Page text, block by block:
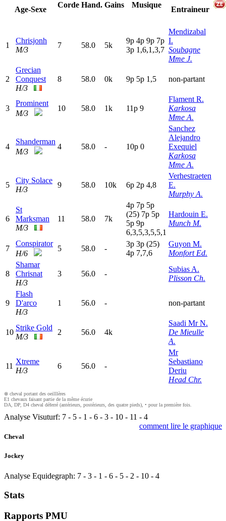
Age-Sexe
Corde Hand. Gains Musique
Entraineur
1
Chrisjonh
M/3
7 58.0 5k
9p 4p 9p 7p
3p 1,6,1,3,7
Mendizabal
I.
Soubagne
Mme J.
2
Grecian
Conquest
H/3
8 58.0 0k 9p 5p 1,5 non-partant
3
Prominent
M/3
10 58.0 1k 11p 9
Flament R.
Karkosa
Mme A.
4
Shanderman
M/3
4 58.0 - 10p 0
Sanchez
Alejandro
Exequiel
Karkosa
Mme A.
5
City Solace
H/3
9 58.0 10k 6p 2p 4,8
Verhestraeten
E.
Murphy A.
6
St
Marksman
M/3
11 58.0 7k
4p 7p 5p
(25) 7p 5p
5p 9p
6,3,5,3,5,5,1
Hardouin E.
Munch M.
7
Conspirator
H/6
5 58.0 -
3p 3p (25)
4p 7,7,6
Guyon M.
Monfort Ed.
8
Shamar
Chrisnat
H/3
3 56.0 -
Subias A.
Plisson Ch.
9
Flash
D'arco
H/3
1 56.0 - non-partant
10
Strike Gold
M/3
2 56.0 4k
Saadi Mr N.
De Mieulle
A.
11
Xtreme
H/3
6 56.0 -
Mr
Sebastiano
Deriu
Head Chr.
⊗ cheval portant des oeilllères
E1 chevaux faisant partie de la même écurie
DA, DP, D4 cheval déferré (antérieurs, postérieurs, des quatre pieds), • pour la première fois.
Analyse Visuturf: 7 - 5 - 1 - 6 - 3 - 10 - 11 - 4
comment lire le graphique
Cheval
Jockey
Analyse Equidegraph: 7 - 3 - 1 - 6 - 5 - 2 - 10 - 4
Stats
Rapports PMU